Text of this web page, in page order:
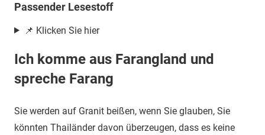
Passender Lesestoff
📌 Klicken Sie hier
Ich komme aus Farangland und
spreche Farang
Sie werden auf Granit beißen, wenn Sie glauben, Sie
könnten Thailänder davon überzeugen, dass es keine